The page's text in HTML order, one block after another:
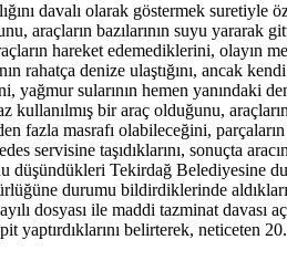
davalı olarak göstermek suretiyle
araçların bazılarının suyu yararak
hareket edemediklerini, olayın
rahatça denize ulaştığını, ancak
sularının hemen yanındaki
kullanılmış bir araç olduğunu,
fazla masrafı olabileceğini,
servisine taşıdıklarını, sonuçta
Tekirdağ Belediyesine
durumu bildirdiklerinde aldıkları
dosyası ile maddi tazminat davası
belirterek, neticeten